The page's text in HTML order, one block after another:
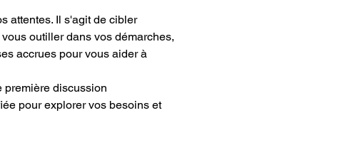
attentes. Il s'agit de cibler
outiller dans vos démarches,
accrues pour vous aider à
première discussion
pour explorer vos besoins et